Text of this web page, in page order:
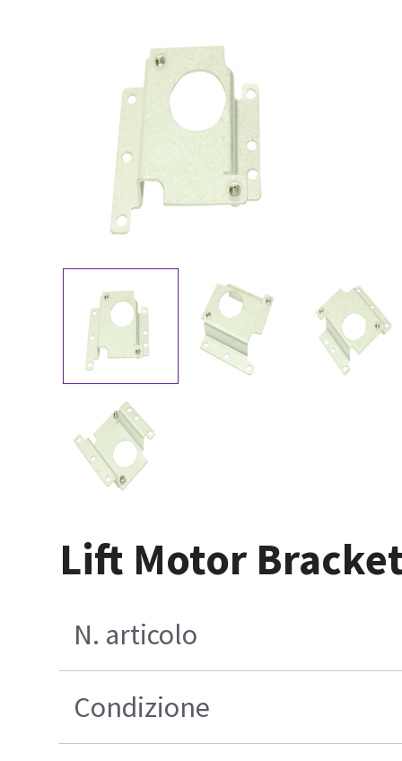
Lift Motor
N. articolo
Condizione